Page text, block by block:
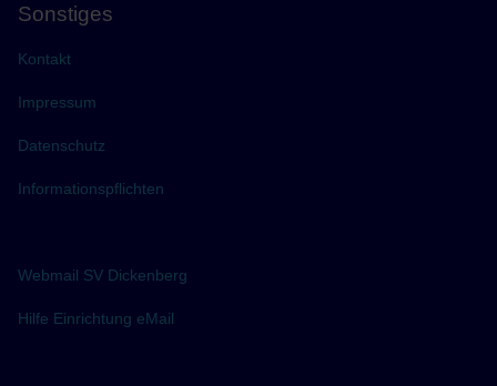
Sonstiges
Kontakt
Impressum
Datenschutz
Informationspflichten
Webmail SV Dickenberg
Hilfe Einrichtung eMail